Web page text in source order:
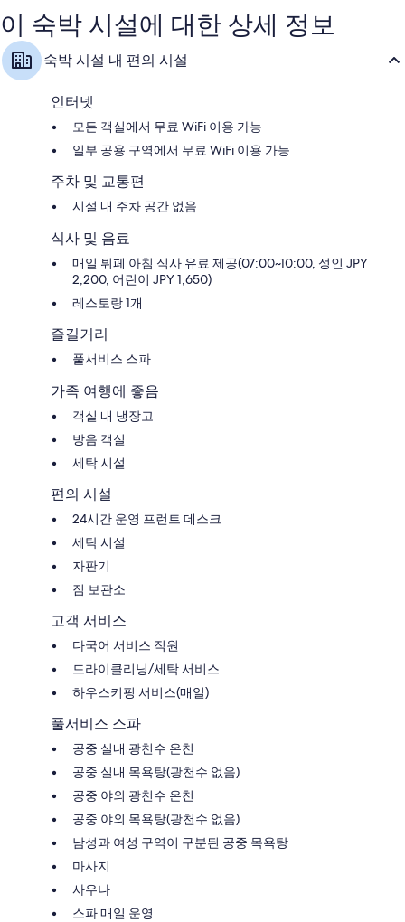
터
훌
륭
해
요,
이
이 숙박 시설에 대한 상세 정보
숙박 시설 내 편의 시설
인터넷
모든 객실에서 무료 WiFi 이용 가능
일부 공용 구역에서 무료 WiFi 이용 가능
주차 및 교통편
시설 내 주차 공간 없음
식사 및 음료
매일 뷔페 아침 식사 유료 제공(07:00~10:00, 성인 JPY
2,200, 어린이 JPY 1,650)
레스토랑 1개
즐길거리
풀서비스 스파
가족 여행에 좋음
객실 내 냉장고
방음 객실
세탁 시설
편의 시설
24시간 운영 프런트 데스크
세탁 시설
자판기
짐 보관소
고객 서비스
다국어 서비스 직원
드라이클리닝/세탁 서비스
하우스키핑 서비스(매일)
풀서비스 스파
공중 실내 광천수 온천
공중 실내 목욕탕(광천수 없음)
공중 야외 광천수 온천
공중 야외 목욕탕(광천수 없음)
남성과 여성 구역이 구분된 공중 목욕탕
마사지
사우나
스파 매일 운영